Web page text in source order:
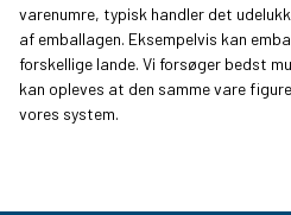
varenumre, typisk handler det
af emballagen. Eksempelvis kan
forskellige lande. Vi forsøger bedst
kan opleves at den samme vare
vores system.